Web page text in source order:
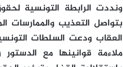
ونددت الرابطة التونسية
بتواصل التعذيب والممارسات
العقاب ودعت السلطات
ملاءمة قوانينها مع الدستور